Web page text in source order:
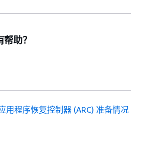
助？
用程序恢复控制器 (ARC) 准备情况